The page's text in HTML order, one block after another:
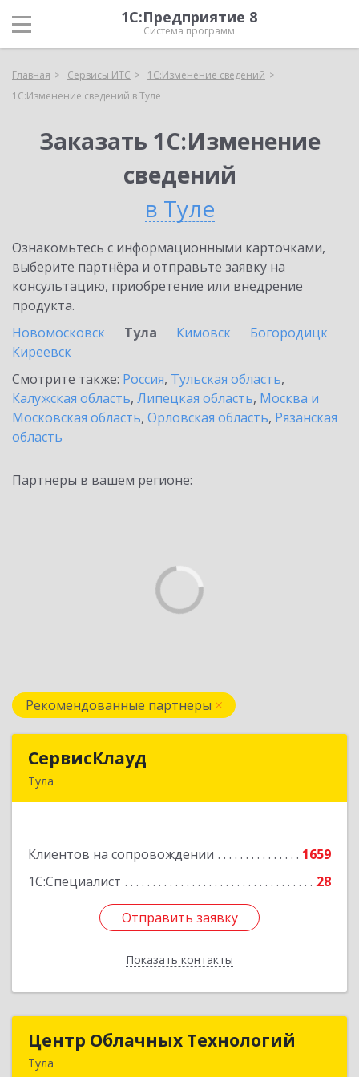
1С:Предприятие 8
Система программ
Главная Сервисы ИТС
1С:Изменение сведений
1С:Изменение сведений в Туле
Заказать 1С:Изменение
сведений
в Туле
Ознакомьтесь с информационными карточками,
выберите партнёра и отправьте заявку на
консультацию, приобретение или внедрение
продукта.
Новомосковск
Тула Кимовск
Богородицк
Киреевск
Смотрите также: Россия, Тульская область,
Калужская область, Липецкая область, Москва и
Московская область, Орловская область, Рязанская
область
Партнеры в вашем регионе:
Рекомендованные партнеры
СервисКлауд
Тула
Клиентов на сопровождении
1659
1С:Специалист
28
Отправить заявку
Показать контакты
Подробнее
Отправить заявку
Назад
Центр Облачных Технологий
Тула
Центр Облачных Технологий